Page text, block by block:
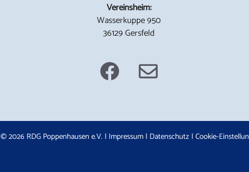
Vereinsheim:
Wasserkuppe 950
36129 Gersfeld
© 2026 RDG Poppenhausen e.V. | Impressum| Datenschutz | Cookie-